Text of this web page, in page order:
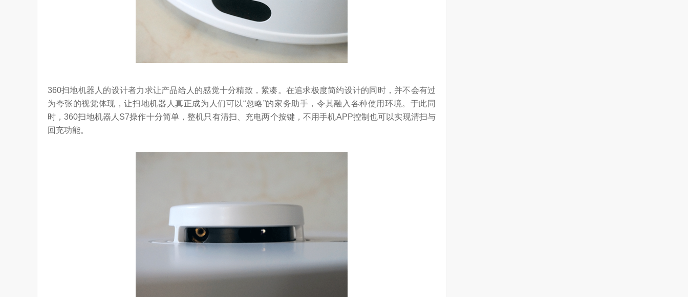
360扫地机器人的设计者力求让产品给人的感觉十分精致，紧凑。在追求极度简约设计的同时，并不会有过
为夸张的视觉体现，让扫地机器人真正成为人们可以“忽略”的家务助手，令其融入各种使用环境。于此同
时，360扫地机器人S7操作十分简单，整机只有清扫、充电两个按键，不用手机APP控制也可以实现清扫与
回充功能。